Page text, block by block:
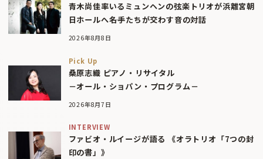
青木尚佳率いるミュンヘンの弦楽トリオが浜離宮朝
日ホールへ――名手たちが交わす音の対話
2026年8月8日
Pick Up
桑原志織 ピアノ・リサイタル
－オール・ショパン・プログラム－
2026年8月7日
INTERVIEW
ファビオ・ルイージが語る 《オラトリオ「7つの封
印の書」》